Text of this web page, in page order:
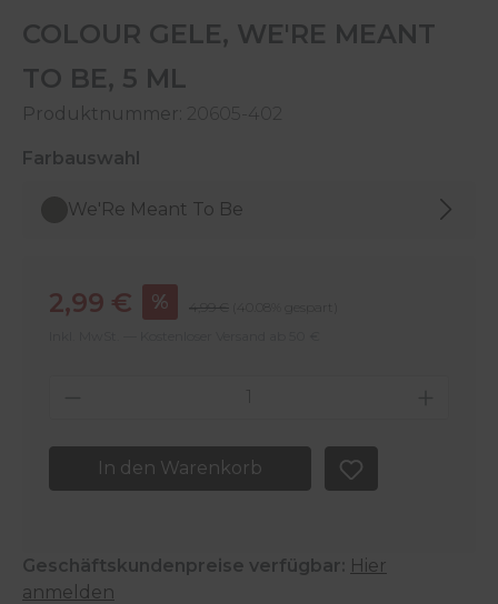
COLOUR GELE, WE'RE MEANT
TO BE, 5 ML
Produktnummer: 20605-402
Farbauswahl
We'Re Meant To Be
Verkaufspreis:
2,99 € % Regulärer Preis:
4,99 €
(40.08% gespart)
Produkt Anzahl: Gib den
In den Warenkorb
Geschäftskundenpreise verfügbar: Hier
anmelden